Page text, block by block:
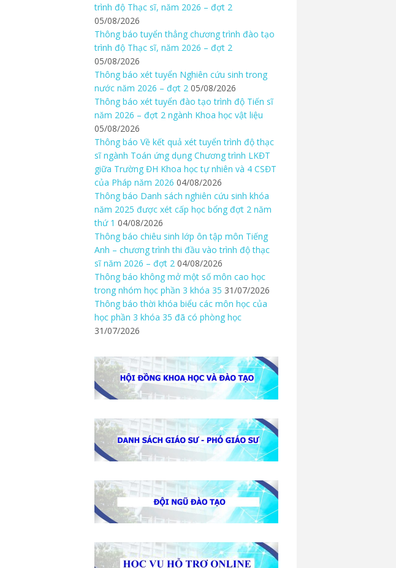
trình độ Thạc sĩ, năm 2026 – đợt 2
05/08/2026
Thông báo tuyển thẳng chương trình đào tạo
trình độ Thạc sĩ, năm 2026 – đợt 2
05/08/2026
Thông báo xét tuyển Nghiên cứu sinh trong
nước năm 2026 – đợt 2 05/08/2026
Thông báo xét tuyển đào tạo trình độ Tiến sĩ
năm 2026 – đợt 2 ngành Khoa học vật liệu
05/08/2026
Thông báo Về kết quả xét tuyển trình độ thạc
sĩ ngành Toán ứng dụng Chương trình LKĐT
giữa Trường ĐH Khoa học tự nhiên và 4 CSĐT
của Pháp năm 2026 04/08/2026
Thông báo Danh sách nghiên cứu sinh khóa
năm 2025 được xét cấp học bổng đợt 2 năm
thứ 1 04/08/2026
Thông báo chiêu sinh lớp ôn tập môn Tiếng
Anh – chương trình thi đầu vào trình độ thạc
sĩ năm 2026 – đợt 2 04/08/2026
Thông báo không mở một số môn cao học
trong nhóm học phần 3 khóa 35 31/07/2026
Thông báo thời khóa biểu các môn học của
học phần 3 khóa 35 đã có phòng học
31/07/2026